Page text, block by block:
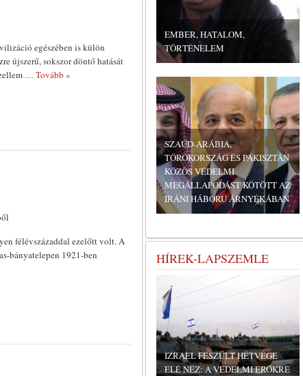
egészében is külön
újszerű, sokszor döntő hatását
… Tovább »
félévszázaddal ezelőtt volt. A
bányatelepen 1921-ben
EMBER, HATALOM,
TÖRTÉNELEM
SZAÚD-ARÁBIA,
TÖRÖKORSZÁG ÉS PAKISZTÁN
KÖZÖS VÉDELMI
MEGÁLLAPODÁST KÖTÖTT AZ
IRÁNI HÁBORÚ ÁRNYÉKÁBAN
HÍREK-LAPSZEMLE
IZRAEL FESZÜLT HÉTVÉGE
ELÉ NÉZ: A VÉDELMI ERŐKRE